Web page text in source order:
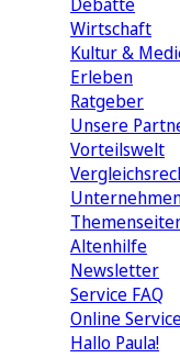
Wirtschaft
Kultur &
Erleben
Ratgeber
Unsere
Vorteilswelt
Altenhilfe
Newsletter
Service FAQ
Online
Hallo Paula!